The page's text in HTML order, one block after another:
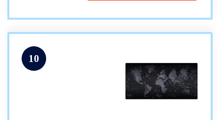
10